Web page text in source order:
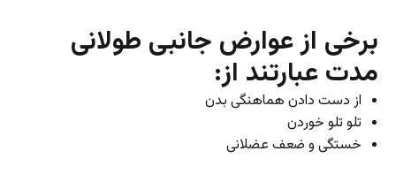
برخی از عوارض جانبی طولانی
مدت عبارتند از:
از دست دادن هماهنگی بدن
تلو تلو خوردن
خستگی و ضعف عضلانی